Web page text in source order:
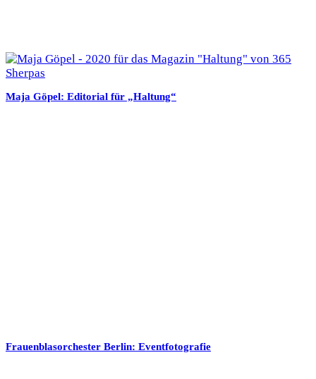
Maja Göpel: Editorial für „Haltung“
Frauenblasorchester Berlin: Eventfotografie